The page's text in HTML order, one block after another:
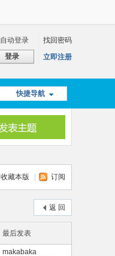
自动登录
找回密码
登录 立即注册
快捷导航
收藏本版 订阅
返 回
最后发表
makabaka